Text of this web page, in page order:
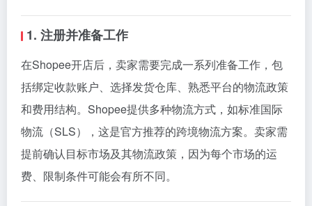
1. 注册并准备工作
在Shopee开店后，卖家需要完成一系列准备工作，包
括绑定收款账户、选择发货仓库、熟悉平台的物流政策
和费用结构。Shopee提供多种物流方式，如标准国际
物流（SLS），这是官方推荐的跨境物流方案。卖家需
提前确认目标市场及其物流政策，因为每个市场的运
费、限制条件可能会有所不同。